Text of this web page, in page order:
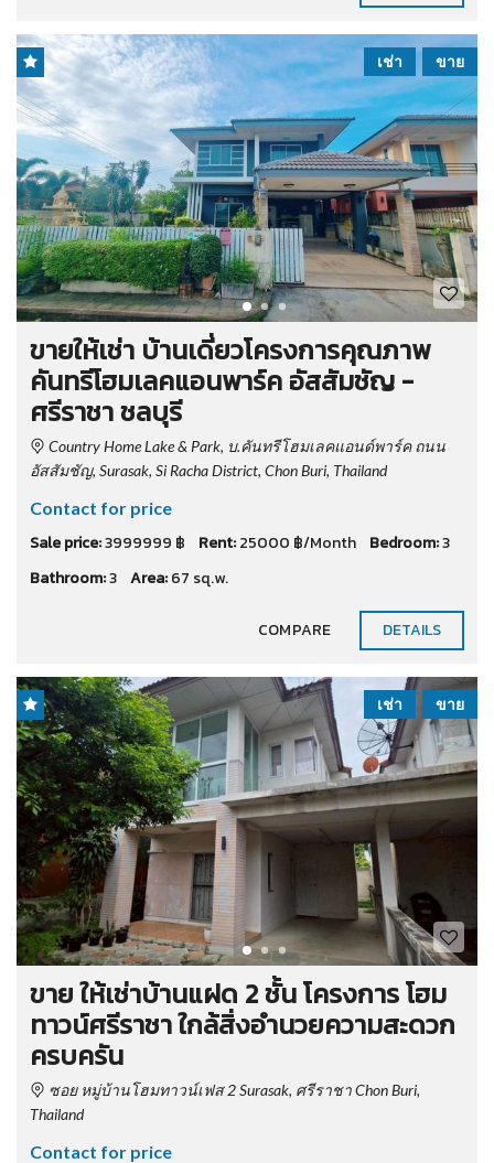
ขาย
เช่า
ขายให้เช่า บ้านเดี่ยวโครงการคุณภาพ
คันทรีโฮมเลคแอนพาร์ค อัสสัมชัญ -
ศรีราชา ชลบุรี
Country Home Lake & Park, บ.คันทรีโฮมเลคแอนด์พาร์ค ถนน
อัสสัมชัญ, Surasak, Si Racha District, Chon Buri, Thailand
Contact for price
Sale price:3999999 ฿ Rent:25000 ฿/Month Bedroom:3
Bathroom:3 Area:67 sq.w.
COMPARE DETAILS
ขาย
เช่า
ขาย ให้เช่าบ้านแฝด 2 ชั้น โครงการ โฮม
ทาวน์ศรีราชา ใกล้สิ่งอำนวยความสะดวก
ครบครัน
ซอย หมู่บ้านโฮมทาวน์เฟส 2 Surasak, ศรีราชา Chon Buri,
Thailand
Contact for price